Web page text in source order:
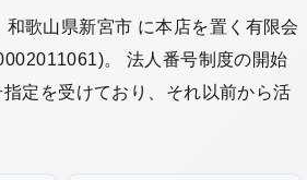
歌山県新宮市 に本店を置く有限会
。 法人番号制度の開始
定を受けており、それ以前から活